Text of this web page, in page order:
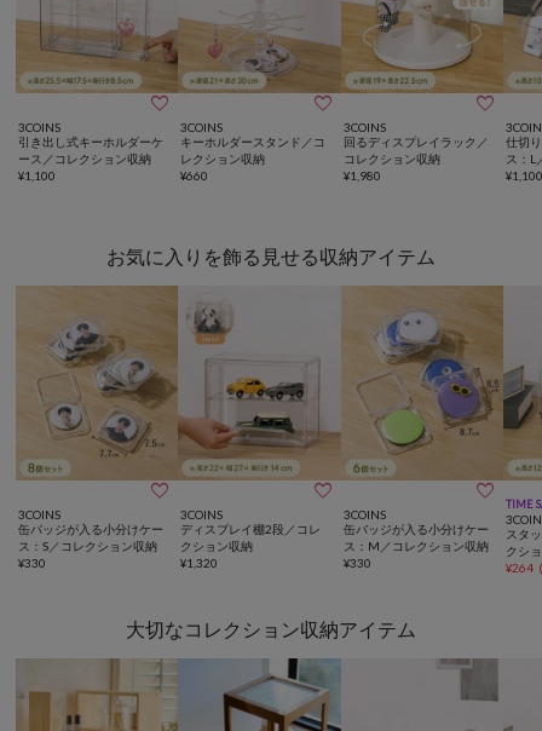

3COINS
引き出し式キーホルダーケ
ース／コレクション収納
¥1,100

3COINS
キーホルダースタンド／コ
レクション収納
¥660

3COINS
回るディスプレイラック／
コレクション収納
¥1,980
仕切
ス：L
¥
お気に入りを飾る見せる収納アイテム

3COINS
缶バッジが入る小分けケー
ス：S／コレクション収納
¥330

3COINS
ディスプレイ棚2段／コレ
クション収納
¥1,320

3COINS
缶バッジが入る小分けケー
ス：M／コレクション収納
¥330
TIME
スタ
クシ
¥264
大切なコレクション収納アイテム